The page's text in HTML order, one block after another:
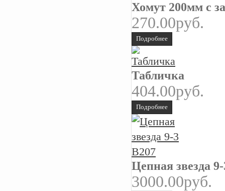
Хомут 200мм с
270.00руб.
Подробнее
Табличка
404.00руб.
Подробнее
Цепная звезда
3000.00руб.